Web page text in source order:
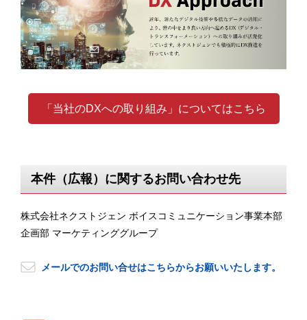
「当社のDXへの取り組み」についてはこちら
本件（広報）に関するお問い合わせ先
株式会社ネクストジェン ボイスコミュニケーション事業本部
企画部 マーケティンググループ
メールでのお問い合せはこちらからお願いいたします。